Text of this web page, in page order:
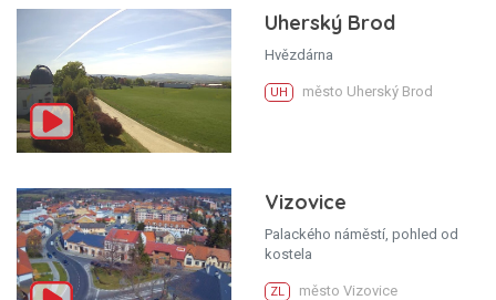
Uherský Brod
Hvězdárna
UH město Uherský Brod
Vizovice
Palackého náměstí, pohled od
kostela
ZL město Vizovice